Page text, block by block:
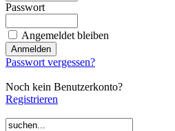
Passwort
Angemeldet bleiben
Passwort vergessen?
Noch kein Benutzerkonto?
Registrieren